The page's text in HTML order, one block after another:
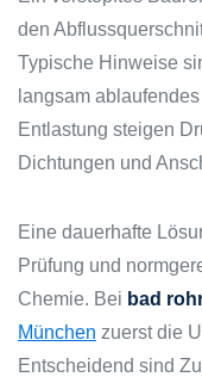
den
Typische Hinweise
langsam
Entlastung steigen
Dichtungen und
Eine dauerhafte
Prüfung und
Chemie. Bei bad
München zuerst die
Entscheidend sind